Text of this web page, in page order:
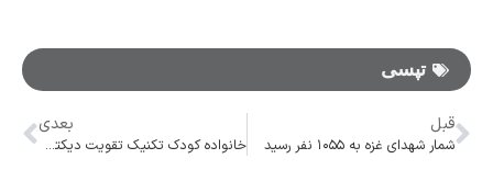
تپسی
قبل
شمار شهدای غزه به ۱۰۵۵ نفر رسید
بعدی
خانواده کودک تکنیک تقویت دیکته دانش آموزان اول تا پنجم ابتدایی